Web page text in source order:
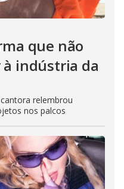
que não
indústria da
relembrou
nos palcos